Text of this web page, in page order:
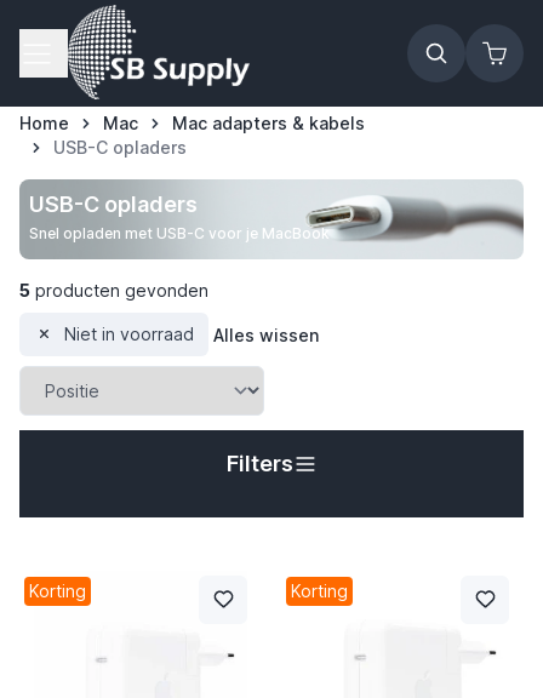
Ga naar de inhoud
Home Mac
Mac adapters & kabels
USB-C opladers
USB-C opladers
Snel opladen met USB-C voor je MacBook
5 producten gevonden
Niet in voorraad Alles wissen
Filters
Korting Korting